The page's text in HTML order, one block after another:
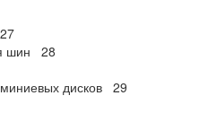
шин 28
дисков 29